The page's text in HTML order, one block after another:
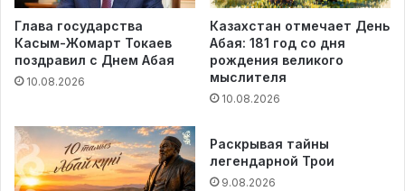
Глава государства
Касым-Жомарт Токаев
поздравил с Днем Абая
10.08.2026
Казахстан отмечает День
Абая: 181 год со дня
рождения великого
мыслителя
10.08.2026
Раскрывая тайны
легендарной Трои
9.08.2026